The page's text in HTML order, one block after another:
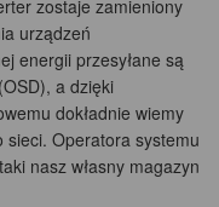
zostaje zamieniony
urządzeń
energii przesyłane są
a dzięki
dokładnie wiemy
sieci. Operatora systemu
nasz własny magazyn